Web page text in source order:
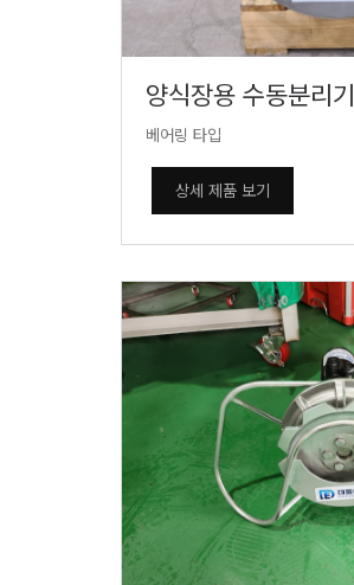
양식장용 수동분리기
베어링 타입
상세 제품 보기